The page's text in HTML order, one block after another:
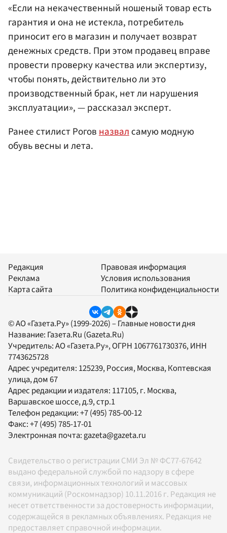
«Если на некачественный ношеный товар есть
гарантия и она не истекла, потребитель
приносит его в магазин и получает возврат
денежных средств. При этом продавец вправе
провести проверку качества или экспертизу,
чтобы понять, действительно ли это
производственный брак, нет ли нарушения
эксплуатации», — рассказал эксперт.
Ранее стилист Роговназвалсамую модную
обувь весны и лета.
Редакция
Реклама
Карта сайта
Правовая информация
Условия использования
Политика конфиденциальности
© АО «Газета.Ру» (1999-2026) – Главные новости дня
Название: Газета.Ru (Gazeta.Ru)
Учредитель:АО «Газета.Ру», ОГРН 1067761730376, ИНН
7743625728
Адрес учредителя: 125239, Россия, Москва, Коптевская
улица, дом 67
Адрес редакции и издателя: 117105, г. Москва,
Варшавское шоссе, д.9, стр.1
Телефон редакции:+7 (495) 785-00-12
Факс:+7 (495) 785-17-01
Электронная почта: gazeta@gazeta.ru
Свидетельство о регистрации СМИ Эл № ФС77-67642
выдано федеральной службой по надзору в сфере
связи, информационных технологий и массовых
коммуникаций (Роскомнадзор) 10.11.2016 г. Редакция не
несет ответственности за достоверность информации,
содержащейся в рекламных объявлениях. Редакция не
предоставляет справочной информации.